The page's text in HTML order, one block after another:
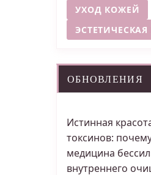
УХОД КОЖЕЙ
ОБНОВЛЕНИЯ
Истинная
токсинов:
медицина
внутреннего